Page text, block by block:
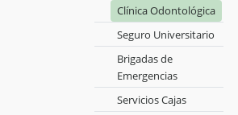
Clínica Odontológica
Seguro Universitario
Brigadas de
Emergencias
Servicios Cajas